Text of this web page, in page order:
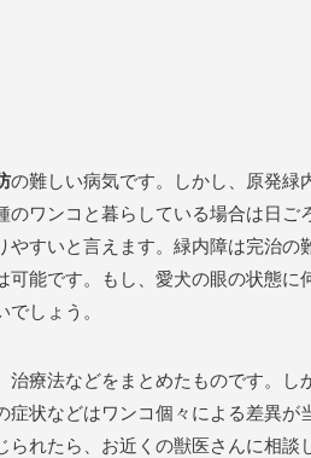
の難しい病気です。しかし、原発緑
ワンコと暮らしている場合は日ご
すいと言えます。緑内障は完治の
能です。もし、愛犬の眼の状態に
しょう。
療法などをまとめたものです。し
状などはワンコ個々による差異が
れたら、お近くの獣医さんに相談